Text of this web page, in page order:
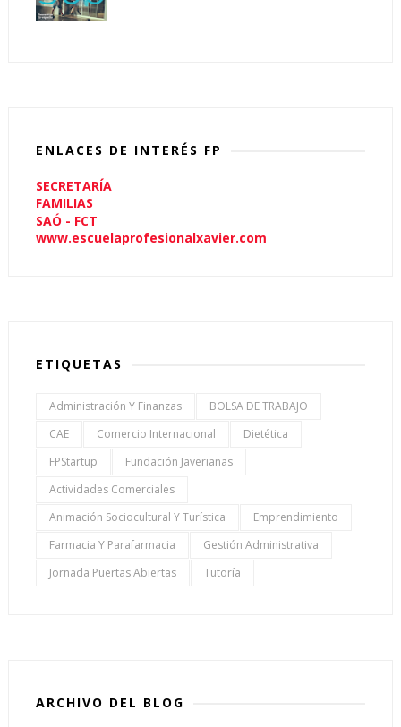
ENLACES DE INTERÉS FP
SECRETARÍA
FAMILIAS
SAÓ - FCT
www.escuelaprofesionalxavier.com
ETIQUETAS
Administración Y Finanzas
BOLSA DE TRABAJO
CAE
Comercio Internacional
Dietética
FPStartup
Fundación Javerianas
Actividades Comerciales
Animación Sociocultural Y Turística
Emprendimiento
Farmacia Y Parafarmacia
Gestión Administrativa
Jornada Puertas Abiertas
Tutoría
ARCHIVO DEL BLOG